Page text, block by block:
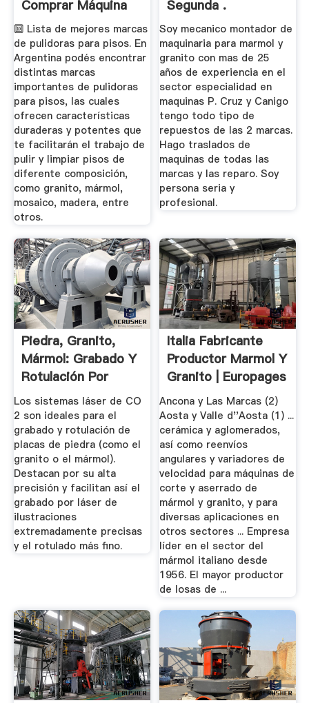
Comprar Máquina
Pulidora ...
🔟 Lista de mejores marcas
de pulidoras para pisos. En
Argentina podés encontrar
distintas marcas
importantes de pulidoras
para pisos, las cuales
ofrecen características
duraderas y potentes que
te facilitarán el trabajo de
pulir y limpiar pisos de
diferente composición,
como granito, mármol,
mosaico, madera, entre
otros.
Segunda .
Soy mecanico montador de
maquinaria para marmol y
granito con mas de 25
años de experiencia en el
sector especialidad en
maquinas P. Cruz y Canigo
tengo todo tipo de
repuestos de las 2 marcas.
Hago traslados de
maquinas de todas las
marcas y las reparo. Soy
persona seria y
profesional.
Piedra, Granito,
Mármol: Grabado Y
Rotulación Por
Láser
Los sistemas láser de CO
2 son ideales para el
grabado y rotulación de
placas de piedra (como el
granito o el mármol).
Destacan por su alta
precisión y facilitan así el
grabado por láser de
ilustraciones
extremadamente precisas
y el rotulado más fino.
Italia Fabricante
Productor Marmol Y
Granito | Europages
Ancona y Las Marcas (2)
Aosta y Valle d''Aosta (1) ...
cerámica y aglomerados,
así como reenvíos
angulares y variadores de
velocidad para máquinas de
corte y aserrado de
mármol y granito, y para
diversas aplicaciones en
otros sectores ... Empresa
líder en el sector del
mármol italiano desde
1956. El mayor productor
de losas de ...